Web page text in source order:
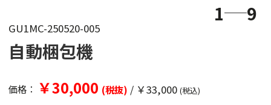
1 9
GU1MC-250520-005
自動梱包機
価格： ￥30,000 (税抜) / ￥33,000 (税込)